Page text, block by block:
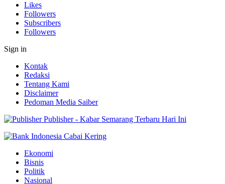
Likes
Followers
Subscribers
Followers
Sign in
Kontak
Redaksi
Tentang Kami
Disclaimer
Pedoman Media Saiber
Publisher - Kabar Semarang Terbaru Hari Ini
Ekonomi
Bisnis
Politik
Nasional